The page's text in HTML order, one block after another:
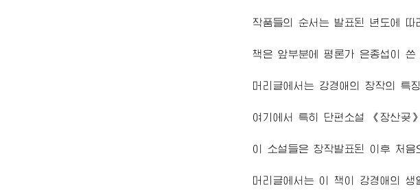
작품들의 순서는 발표된 년도에 따
책은 앞부분에 평론가 은종섭이 쓴
머리글에서는 강경애의 창작의 특
여기에서 특히 단편소설 《장산곶
이 소설들은 창작발표된 이후 처음
머리글에서는 이 책이 강경애의